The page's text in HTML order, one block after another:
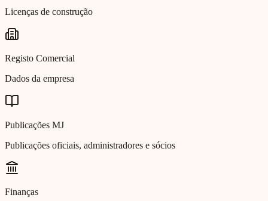
Licenças de construção
Registo Comercial
Dados da empresa
Publicações MJ
Publicações oficiais, administradores e sócios
Finanças